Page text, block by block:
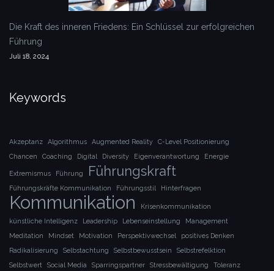
Die Kraft des inneren Friedens: Ein Schlüssel zur erfolgreichen
Führung
Juli 18, 2024
Keywords
Akzeptanz Algorithmus Augmented Reality
C-Level Positionierung
Chancen
Coaching Digital Diversity Eigenverantwortung Energie
Extremismus Führung Führungskraft
Führungskräfte Kommunikation Führungsstil Hinterfragen
Kommunikation
Krisenkommunikation
künstliche Intelligenz
Leadership Lebenseinstellung
Management
Meditation
Mindset Motivation Perspektivwechsel
positives Denken
Radikalisierung
Selbstachtung Selbstbewusstsein
Selbstrefelktion
Selbstwert
Social Media Sparringspartner Stressbewältigung Toleranz